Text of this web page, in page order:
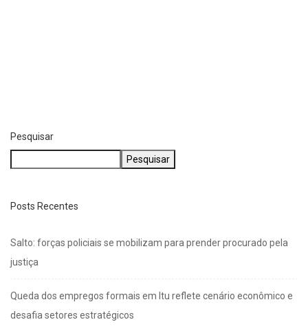
Pesquisar
Pesquisar
Posts Recentes
Salto: forças policiais se mobilizam para prender procurado pela
justiça
Queda dos empregos formais em Itu reflete cenário econômico e
desafia setores estratégicos